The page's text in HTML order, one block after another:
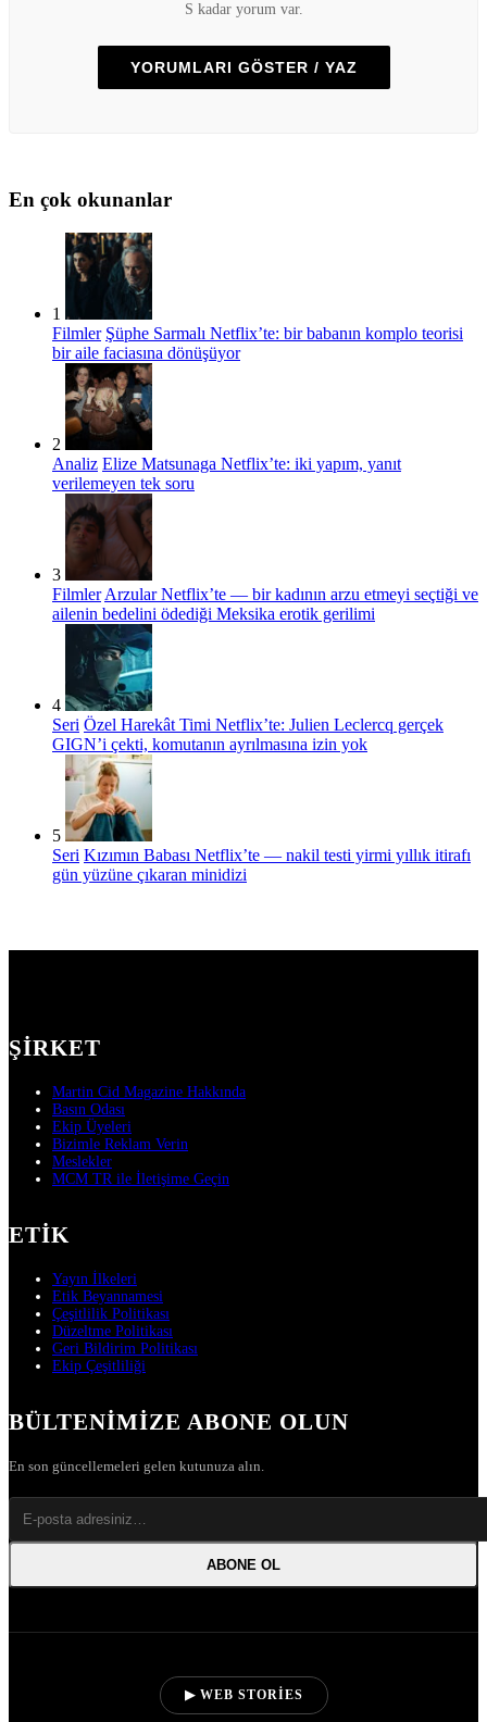
S kadar yorum var.
YORUMLARI GÖSTER / YAZ
En çok okunanlar
1
Filmler Şüphe Sarmalı Netflix’te: bir babanın komplo teorisi
bir aile faciasına dönüşüyor
2
Analiz Elize Matsunaga Netflix’te: iki yapım, yanıt
verilemeyen tek soru
3
Filmler Arzular Netflix’te — bir kadının arzu etmeyi seçtiği ve
ailenin bedelini ödediği Meksika erotik gerilimi
4
Seri Özel Harekât Timi Netflix’te: Julien Leclercq gerçek
GIGN’i çekti, komutanın ayrılmasına izin yok
5
Seri Kızımın Babası Netflix’te — nakil testi yirmi yıllık itirafı
gün yüzüne çıkaran minidizi
ŞIRKET
Martin Cid Magazine Hakkında
Basın Odası
Ekip Üyeleri
Bizimle Reklam Verin
Meslekler
MCM TR ile İletişime Geçin
ETIK
Yayın İlkeleri
Etik Beyannamesi
Çeşitlilik Politikası
Düzeltme Politikası
Geri Bildirim Politikası
Ekip Çeşitliliği
BÜLTENIMIZE ABONE OLUN
En son güncellemeleri gelen kutunuza alın.
ABONE OL
▶ WEB STORIES